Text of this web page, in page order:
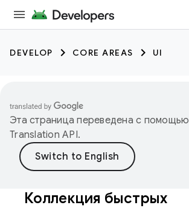
DEVELOP CORE AREAS UI
Эта страница переведена с помощью
Translation API.
Коллекция быстрых